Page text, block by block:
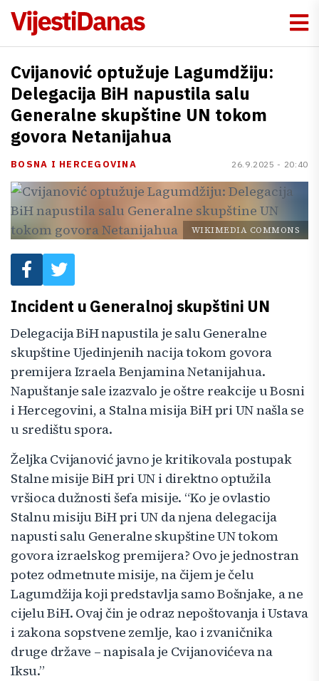
Cvijanović optužuje Lagumdžiju:
Delegacija BiH napustila salu
Generalne skupštine UN tokom
govora Netanijahua
BOSNA I HERCEGOVINA 26.9.2025 - 20:40
WIKIMEDIA COMMONS
Incident u Generalnoj skupštini UN
Delegacija BiH napustila je salu Generalne
skupštine Ujedinjenih nacija tokom govora
premijera Izraela Benjamina Netanijahua.
Napuštanje sale izazvalo je oštre reakcije u Bosni
i Hercegovini, a Stalna misija BiH pri UN našla se
u središtu spora.
Željka Cvijanović javno je kritikovala postupak
Stalne misije BiH pri UN i direktno optužila
vršioca dužnosti šefa misije. “Ko je ovlastio
Stalnu misiju BiH pri UN da njena delegacija
napusti salu Generalne skupštine UN tokom
govora izraelskog premijera? Ovo je jednostran
potez odmetnute misije, na čijem je čelu
Lagumdžija koji predstavlja samo Bošnjake, a ne
cijelu BiH. Ovaj čin je odraz nepoštovanja i Ustava
i zakona sopstvene zemlje, kao i zvaničnika
druge države – napisala je Cvijanovićeva na
Iksu.”